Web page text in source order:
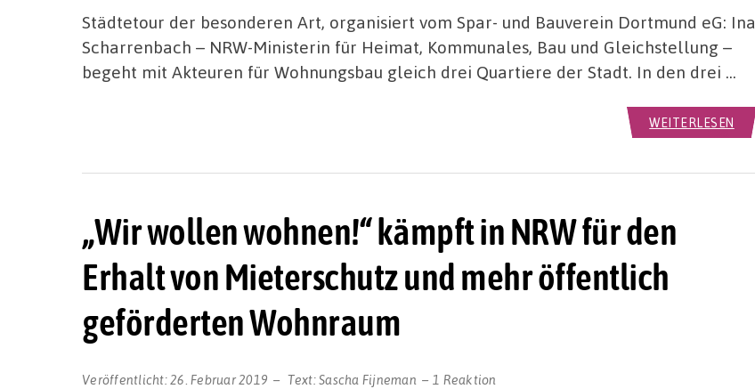
Städtetour der besonderen Art, organisiert vom Spar- und Bauverein Dortmund eG: Ina
Scharrenbach – NRW-Ministerin für Heimat, Kommunales, Bau und Gleichstellung –
begeht mit Akteuren für Wohnungsbau gleich drei Quartiere der Stadt. In den drei …
WEITERLESEN
„Wir wollen wohnen!“ kämpft in NRW für den
Erhalt von Mieterschutz und mehr öffentlich
geförderten Wohnraum
Veröffentlicht:26. Februar 2019 Text:Sascha Fijneman 1 Reaktion